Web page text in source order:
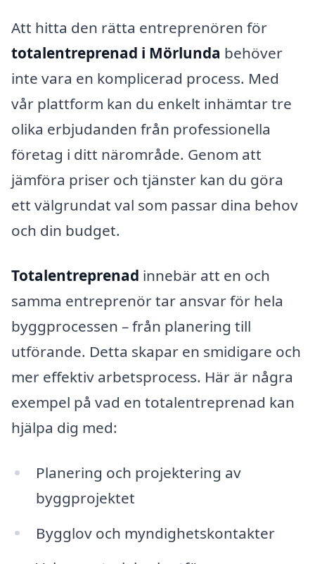
Att hitta den rätta entreprenören för
totalentreprenad i Mörlunda behöver
inte vara en komplicerad process. Med
vår plattform kan du enkelt inhämtar tre
olika erbjudanden från professionella
företag i ditt närområde. Genom att
jämföra priser och tjänster kan du göra
ett välgrundat val som passar dina behov
och din budget.
Totalentreprenad innebär att en och
samma entreprenör tar ansvar för hela
byggprocessen – från planering till
utförande. Detta skapar en smidigare och
mer effektiv arbetsprocess. Här är några
exempel på vad en totalentreprenad kan
hjälpa dig med:
Planering och projektering av
byggprojektet
Bygglov och myndighetskontakter